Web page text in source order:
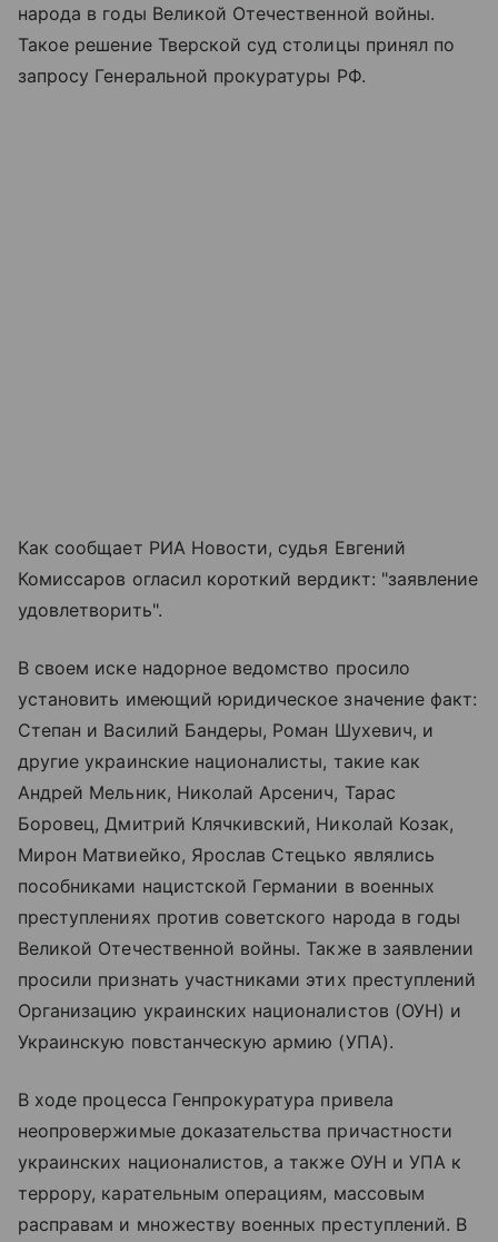
народа в годы Великой Отечественной войны.
Такое решение Тверской суд столицы принял по
запросу Генеральной прокуратуры РФ.
Как сообщает РИА Новости, судья Евгений
Комиссаров огласил короткий вердикт: "заявление
удовлетворить".
В своем иске надорное ведомство просило
установить имеющий юридическое значение факт:
Степан и Василий Бандеры, Роман Шухевич, и
другие украинские националисты, такие как
Андрей Мельник, Николай Арсенич, Тарас
Боровец, Дмитрий Клячкивский, Николай Козак,
Мирон Матвиейко, Ярослав Стецько являлись
пособниками нацистской Германии в военных
преступлениях против советского народа в годы
Великой Отечественной войны. Также в заявлении
просили признать участниками этих преступлений
Организацию украинских националистов (ОУН) и
Украинскую повстанческую армию (УПА).
В ходе процесса Генпрокуратура привела
неопровержимые доказательства причастности
украинских националистов, а также ОУН и УПА к
террору, карательным операциям, массовым
расправам и множеству военных преступлений. В